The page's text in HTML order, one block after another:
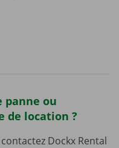
panne ou
de location ?
Dockx Rental